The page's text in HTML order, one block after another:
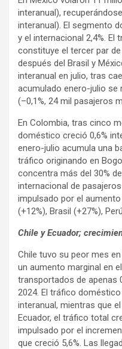
interanual),
interanual). El segmento
y el internacional 2,4%. El
constituye el tercer par
después del Brasil y
interanual en julio, tras
acumulado enero-julio se
(–0,1%, 24 mil pasajeros
En Colombia, tras cinco
doméstico creció 0,6%
enero-julio acumula una
tráfico originando en
concentra más del 30%
internacional de
impulsado por el
(+12%), Brasil (+27%),
Chile y Ecuador;
Chile tuvo su peor mes
un aumento marginal en
transportados de apenas
2024. El tráfico
interanual, mientras que
Ecuador, el tráfico total
impulsado por el
que creció 5,6%. Las